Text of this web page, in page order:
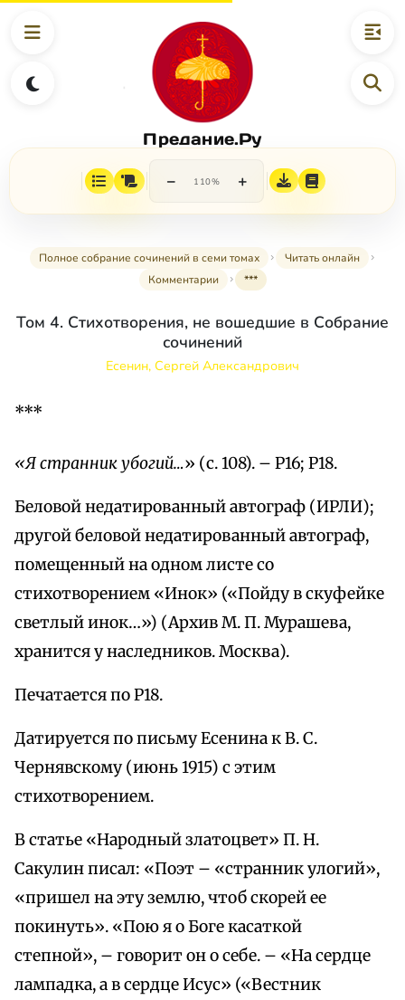
Предание.Ру
− 110% +
Полное собрание сочинений в семи томах
Читать онлайн
Комментарии
***
Том 4. Стихотворения, не вошедшие в Собрание
сочинений
Есенин, Сергей Александрович
***
«Я странник убогий…» (с. 108). – Р16; Р18.
Беловой недатированный автограф (ИРЛИ);
другой беловой недатированный автограф,
помещенный на одном листе со
стихотворением «Инок» («Пойду в скуфейке
светлый инок…») (Архив М. П. Мурашева,
хранится у наследников. Москва).
Печатается по Р18.
Датируется по письму Есенина к В. С.
Чернявскому (июнь 1915) с этим
стихотворением.
В статье «Народный златоцвет» П. Н.
Сакулин писал: «Поэт – «странник улогий»,
«пришел на эту землю, чтоб скорей ее
покинуть». «Пою я о Боге касаткой
степной», – говорит он о себе. – «На сердце
лампадка, а в сердце Исус» («Вестник